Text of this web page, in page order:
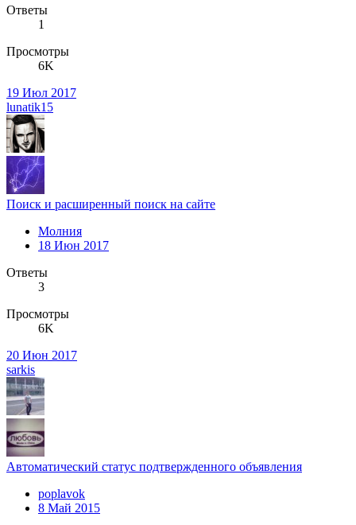
Ответы
1
Просмотры
6K
19 Июл 2017
lunatik15
Поиск и расширенный поиск на сайте
Молния
18 Июн 2017
Ответы
3
Просмотры
6K
20 Июн 2017
sarkis
Автоматический статус подтвержденного объявления
poplavok
8 Май 2015